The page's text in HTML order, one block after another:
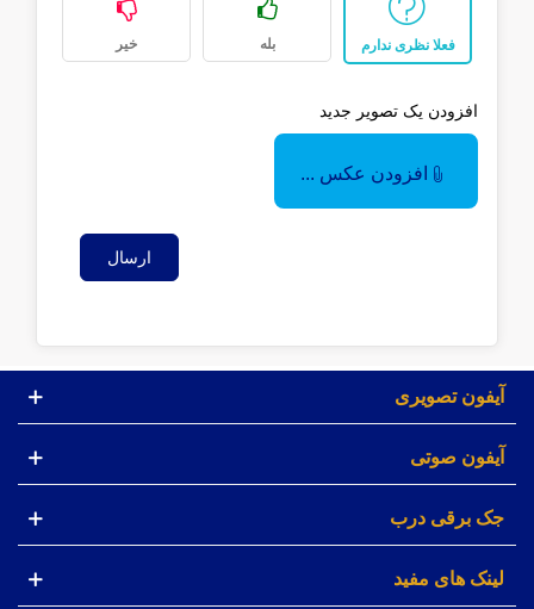
فعلا نظری ندارم بله خیر
افزودن یک تصویر جدید
افزودن عکس ...
ارسال
آیفون تصویری
آیفون صوتی
جک برقی درب
لینک های مفید